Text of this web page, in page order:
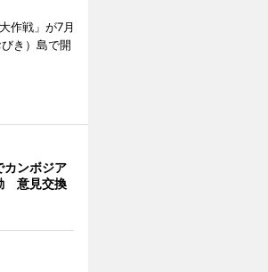
作戦」が7月
き）島で開
カンボジア
意見交換